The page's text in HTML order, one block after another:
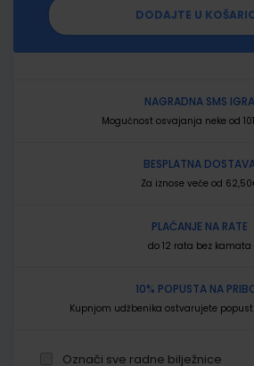
DODAJTE U
NAGRADNA SMS IGRA
Mogućnost osvajanja neke od
BESPLATNA
Za iznose veće od
PLAĆANJE NA RATE
do 12 rata bez kamata
10% POPUSTA NA
Kupnjom udžbenika ostvarujete
Označi sve radne bilježnice